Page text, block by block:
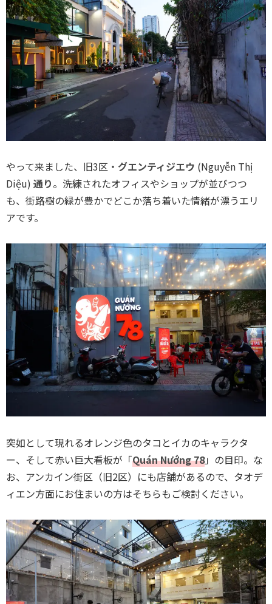
やって来ました、旧3区・ グエンティジエウ (Nguyễn Thị
Diệu) 通り。洗練されたオフィスやショップが並びつつ
も、街路樹の緑が豊かでどこか落ち着いた情緒が漂うエリ
アです。
突如として現れるオレンジ色のタコとイカのキャラクタ
ー、そして赤い巨大看板が「Quán Nướng 78」の目印。な
お、アンカイン街区（旧2区）にも店舗があるので、タオデ
ィエン方面にお住まいの方はそちらもご検討ください。